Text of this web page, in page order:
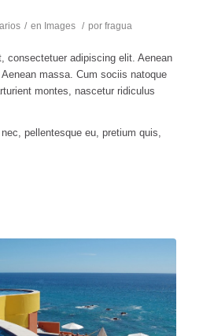
/ en Images / por fragua
consectetuer adipiscing elit. Aenean
massa. Cum sociis natoque
montes, nascetur ridiculus
pellentesque eu, pretium quis,